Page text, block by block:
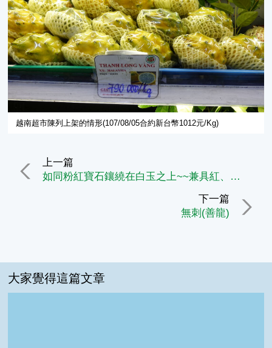
越南超市陳列上架的情形(107/08/05合約新台幣1012元/Kg)
上一篇
如同粉紅寶石鑲繞在白玉之上~~兼具紅、白肉特性的雙色種紅龍果
下一篇
無刺(善龍)
大家覺得這篇文章